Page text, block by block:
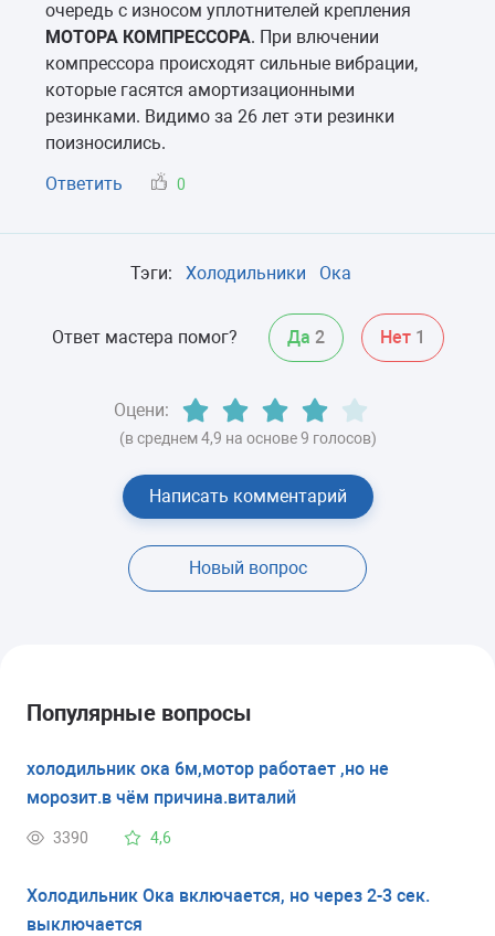
очередь с износом уплотнителей крепления
МОТОРА КОМПРЕССОРА. При влючении
компрессора происходят сильные вибрации,
которые гасятся амортизационными
резинками. Видимо за 26 лет эти резинки
поизносились.
Ответить
0
Тэги: Холодильники Ока
Ответ мастера помог? Да 2 Нет 1
Оцени:
(в среднем 4,9 на основе 9 голосов)
Написать комментарий
Новый вопрос
Популярные вопросы
холодильник ока 6м,мотор работает ,но не
морозит.в чём причина.виталий
3390 4,6
Холодильник Ока включается, но через 2-3 сек.
выключается